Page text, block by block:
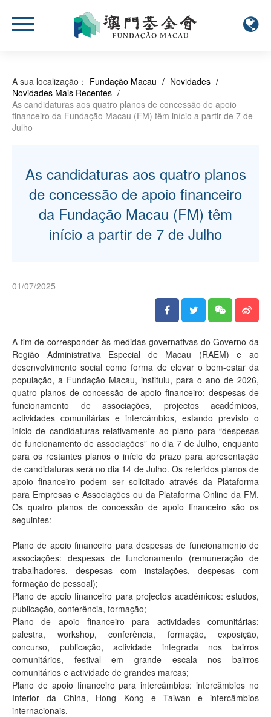
A sua localização： Fundação Macau / Novidades /
Novidades Mais Recentes /
As candidaturas aos quatro planos de concessão de apoio
financeiro da Fundação Macau (FM) têm início a partir de 7 de
Julho
As candidaturas aos quatro planos
de concessão de apoio financeiro
da Fundação Macau (FM) têm
início a partir de 7 de Julho
01/07/2025
A fim de corresponder às medidas governativas do Governo da
Região Administrativa Especial de Macau (RAEM) e ao
desenvolvimento social como forma de elevar o bem-estar da
população, a Fundação Macau, instituiu, para o ano de 2026,
quatro planos de concessão de apoio financeiro: despesas de
funcionamento de associações, projectos académicos,
actividades comunitárias e intercâmbios, estando previsto o
início de candidaturas relativamente ao plano para “despesas
de funcionamento de associações” no dia 7 de Julho, enquanto
para os restantes planos o início do prazo para apresentação
de candidaturas será no dia 14 de Julho. Os referidos planos de
apoio financeiro podem ser solicitado através da Plataforma
para Empresas e Associações ou da Plataforma Online da FM.
Os quatro planos de concessão de apoio financeiro são os
seguintes:
Plano de apoio financeiro para despesas de funcionamento de
associações: despesas de funcionamento (remuneração de
trabalhadores, despesas com instalações, despesas com
formação de pessoal);
Plano de apoio financeiro para projectos académicos: estudos,
publicação, conferência, formação;
Plano de apoio financeiro para actividades comunitárias:
palestra, workshop, conferência, formação, exposição,
concurso, publicação, actividade integrada nos bairros
comunitários, festival em grande escala nos bairros
comunitários e actividade de grandes marcas;
Plano de apoio financeiro para intercâmbios: intercâmbios no
Interior da China, Hong Kong e Taiwan e intercâmbios
internacionais.